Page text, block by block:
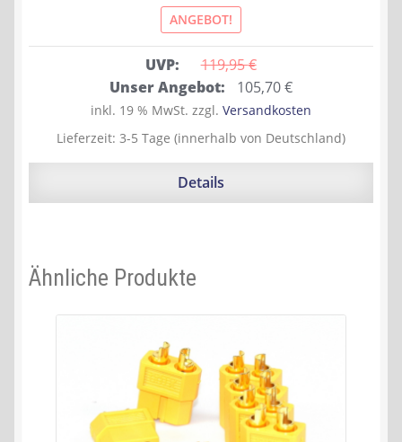
ANGEBOT!
UVP: 119,95 €
Ursprünglicher
Preis
war:
Unser Angebot: 105,70€Aktueller
Preis
ist:
inkl. 19 % MwSt. zzgl. Versandkosten
Lieferzeit: 3-5 Tage (innerhalb von Deutschland)
Details
Ähnliche Produkte